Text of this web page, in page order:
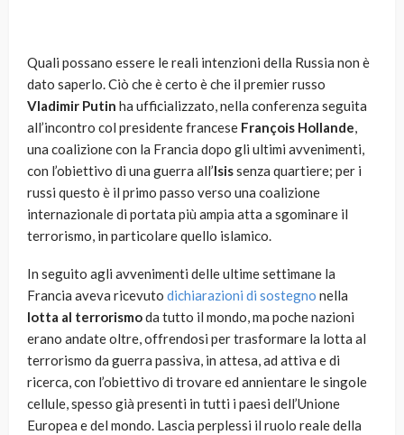
Quali possano essere le reali intenzioni della Russia non è
dato saperlo. Ciò che è certo è che il premier russo
Vladimir Putin ha ufficializzato, nella conferenza seguita
all’incontro col presidente francese François Hollande,
una coalizione con la Francia dopo gli ultimi avvenimenti,
con l’obiettivo di una guerra all’Isissenza quartiere; per i
russi questo è il primo passo verso una coalizione
internazionale di portata più ampia atta a sgominare il
terrorismo, in particolare quello islamico.
In seguito agli avvenimenti delle ultime settimane la
Francia aveva ricevuto dichiarazioni di sostegno nella
lotta al terrorismoda tutto il mondo, ma poche nazioni
erano andate oltre, offrendosi per trasformare la lotta al
terrorismo da guerra passiva, in attesa, ad attiva e di
ricerca, con l’obiettivo di trovare ed annientare le singole
cellule, spesso già presenti in tutti i paesi dell’Unione
Europea e del mondo. Lascia perplessi il ruolo reale della